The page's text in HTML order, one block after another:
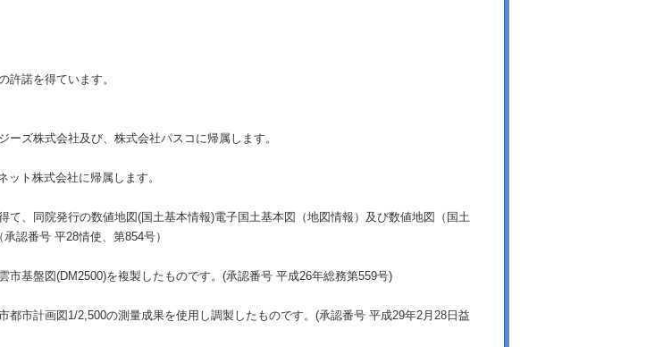
許諾を得ています。
ズ株式会社及び、株式会社パスコに帰属します。
ト株式会社に帰属します。
、同院発行の数値地図(国土基本情報)電子国土基本図（地図情報）及び数値地図（国土
認番号 平28情使、第854号）
基盤図(DM2500)を複製したものです。(承認番号 平成26年総務第559号)
市計画図1/2,500の測量成果を使用し調製したものです。(承認番号 平成29年2月28日益